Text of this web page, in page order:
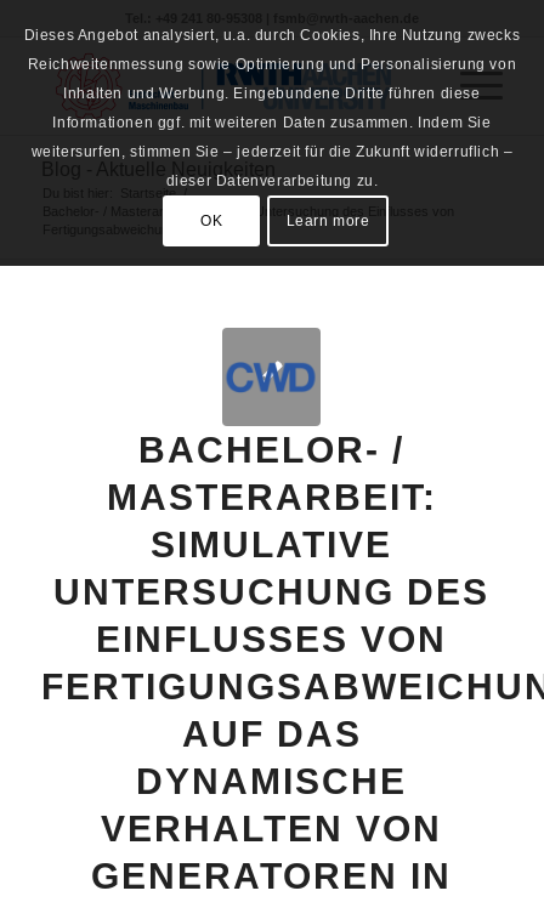
Startseite /
BACHELOR- /
MASTERARBEIT:
SIMULATIVE
UNTERSUCHUNG DES
EINFLUSSES VON
AUF DAS
DYNAMISCHE
VERHALTEN VON
GENERATOREN IN
Dieses Angebot analysiert, u.a. durch Cookies, Ihre Nutzung zwecks
Reichweitenmessung sowie Optimierung und Personalisierung von
Inhalten und Werbung. Eingebundene Dritte führen diese
Informationen ggf. mit weiteren Daten zusammen. Indem Sie
weitersurfen, stimmen Sie – jederzeit für die Zukunft widerruflich –
dieser Datenverarbeitung zu.
OK Learn more